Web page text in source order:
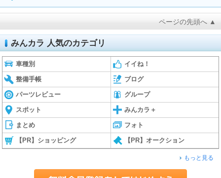
ページの先頭へ ▲
みんカラ 人気のカテゴリ
車種別 イイね！
整備手帳 ブログ
パーツレビュー グループ
スポット みんカラ＋
まとめ フォト
【PR】ショッピング 【PR】オークション
もっと見る